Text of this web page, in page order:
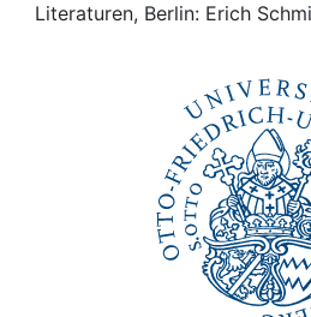
Literaturen, Berlin: Erich